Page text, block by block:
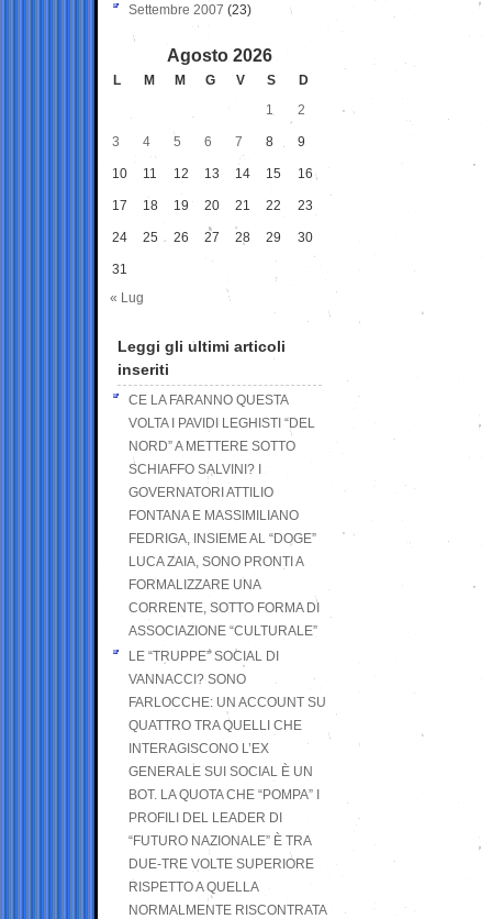
Settembre 2007 (23)
Agosto 2026
L M M G V S
D
1
2
3 4 5 6 7 8 9
10 11 12 13 14 15 16
17 18 19 20 21 22 23
24 25 26 27 28 29 30
31
« Lug
Leggi gli ultimi articoli
inseriti
CE LA FARANNO QUESTA
VOLTA I PAVIDI LEGHISTI “DEL
NORD” A METTERE SOTTO
SCHIAFFO SALVINI? I
GOVERNATORI ATTILIO
FONTANA E MASSIMILIANO
FEDRIGA, INSIEME AL “DOGE”
LUCA ZAIA, SONO PRONTI A
FORMALIZZARE UNA
CORRENTE, SOTTO FORMA DI
ASSOCIAZIONE “CULTURALE”
LE “TRUPPE” SOCIAL DI
VANNACCI? SONO
FARLOCCHE: UN ACCOUNT SU
QUATTRO TRA QUELLI CHE
INTERAGISCONO L’EX
GENERALE SUI SOCIAL È UN
BOT. LA QUOTA CHE “POMPA” I
PROFILI DEL LEADER DI
“FUTURO NAZIONALE” È TRA
DUE-TRE VOLTE SUPERIORE
RISPETTO A QUELLA
NORMALMENTE RISCONTRATA